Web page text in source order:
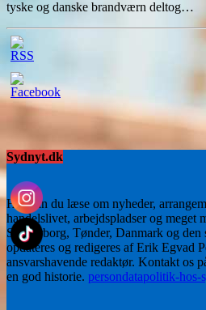
tyske og danske brandværn deltog…
Sydnyt.dk
Her kan du læse om nyheder,
handelslivet, arbejdspladser og meget
Sønderborg, Tønder, Danmark og den
opdateres og redigeres af Erik Egvad
ansvarshavende redaktør. Kontakt os
en god historie. persondatapolitik-hos-